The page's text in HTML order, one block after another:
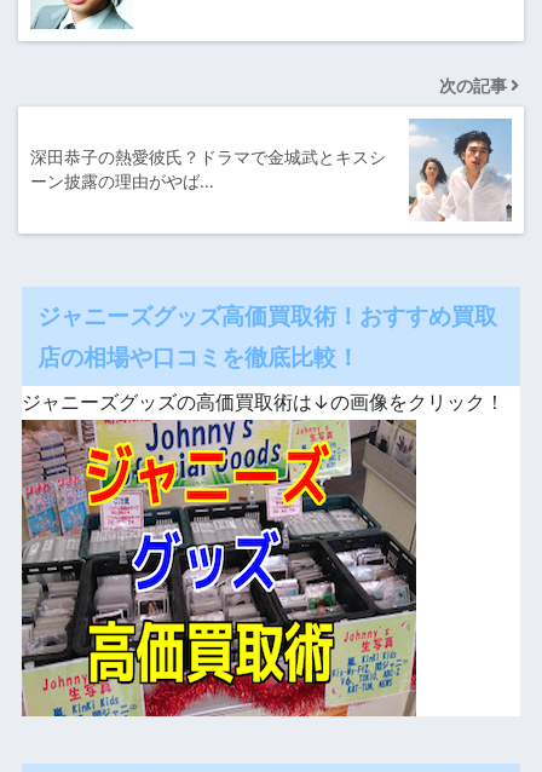
次の記事
深田恭子の熱愛彼氏？ドラマで金城武とキスシ
ーン披露の理由がやば…
ジャニーズグッズ高価買取術！おすすめ買取
店の相場や口コミを徹底比較！
ジャニーズグッズの高価買取術は↓の画像をクリック！